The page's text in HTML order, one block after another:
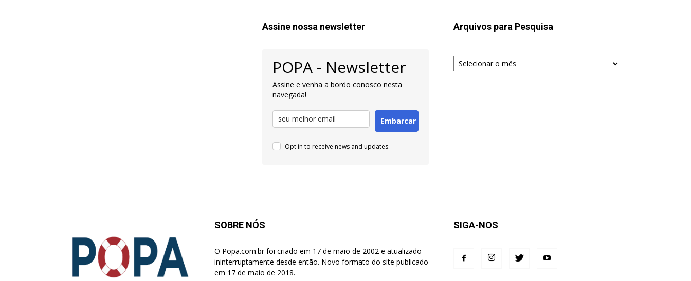
Assine nossa newsletter
POPA - Newsletter
Assine e venha a bordo conosco nesta
navegada!
Embarcar
Opt in to receive news and updates.
Arquivos para Pesquisa
Arquivos
para
SOBRE NÓS
O Popa.com.br foi criado em 17 de maio de 2002 e atualizado
ininterruptamente desde então. Novo formato do site publicado
em 17 de maio de 2018.
SIGA-NOS